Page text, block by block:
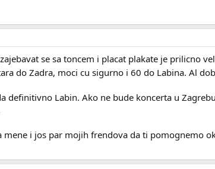
se sa toncem i placat plakate je prilicno
do Zadra, moci cu sigurno i 60 do Labina. Al
Labin. Ako ne bude koncerta u
i jos par mojih frendova da ti pomognemo